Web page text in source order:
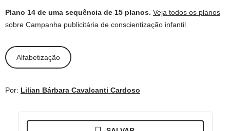
Plano 14 de uma sequência de 15 planos. Veja todos os planos
sobre Campanha publicitária de conscientização infantil
Alfabetização
Por: Lilian Bárbara Cavalcanti Cardoso